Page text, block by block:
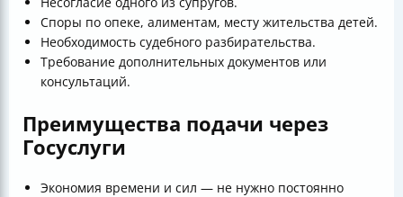
Споры по опеке, алиментам, месту жительства детей.
Необходимость судебного разбирательства.
Требование дополнительных документов или
консультаций.
Преимущества подачи через
Госуслуги
Экономия времени и сил — не нужно постоянно